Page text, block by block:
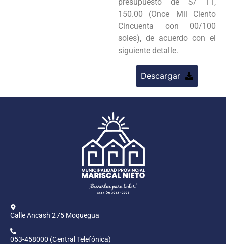
150.00 (Once Mil Ciento
Cincuenta con 00/100
soles), de acuerdo con el
siguiente detalle.
Descargar
Calle Ancash 275 Moquegua
053-458000 (Central Telefónica)